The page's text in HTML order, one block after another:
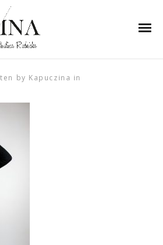
13 grudnia 2022
zimowe-
naoko-2
by Kapuczina in